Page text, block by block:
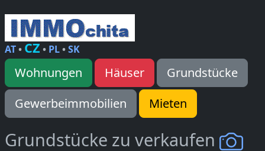
AT• CZ • PL•SK
Wohnungen Häuser
Grundstücke
Gewerbeimmobilien
Mieten
Grundstücke zu verkaufen